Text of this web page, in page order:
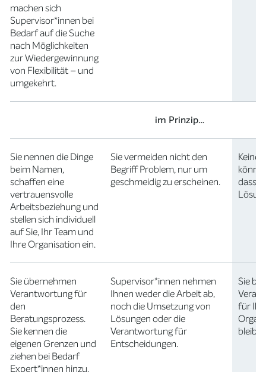
machen sich
Supervisor*innen bei
Bedarf auf die Suche
nach Möglichkeiten
zur Wiedergewinnung
von Flexibilität – und
umgekehrt.
im Prinzip…
Sie nennen die Dinge
beim Namen,
schaffen eine
vertrauensvolle
Arbeitsbeziehung und
stellen sich individuell
auf Sie, Ihr Team und
Ihre Organisation ein.
Sie vermeiden nicht den
Begriff Problem, nur um
geschmeidig zu erscheinen.
Keine
dass
Sie übernehmen
Verantwortung für
den
Beratungsprozess.
Sie kennen die
eigenen Grenzen und
ziehen bei Bedarf
Expert*innen hinzu.
Supervisor*innen nehmen
Ihnen weder die Arbeit ab,
noch die Umsetzung von
Lösungen oder die
Verantwortung für
Entscheidungen.
Sie
für Ihr